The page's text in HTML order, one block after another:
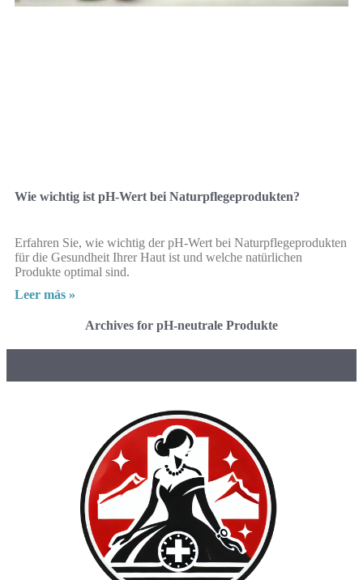
Wie wichtig ist pH-Wert bei Naturpflegeprodukten?
Erfahren Sie, wie wichtig der pH-Wert bei Naturpflegeprodukten
für die Gesundheit Ihrer Haut ist und welche natürlichen
Produkte optimal sind.
Leer más »
Archives for pH-neutrale Produkte